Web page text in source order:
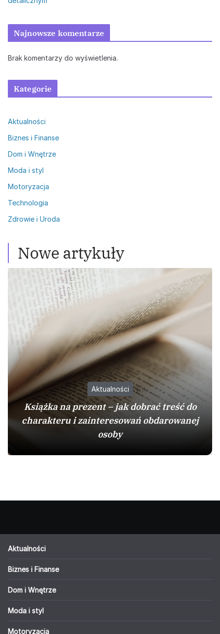
Najnowsze komentarze
Brak komentarzy do wyświetlenia.
Kategorie
Aktualności
Biznes i Finanse
Dom i Wnętrze
Moda i styl
Motoryzacja
Technologia
Zdrowie i Uroda
Nowe artykuły
Aktualności
Książka na prezent – jak dobrać treść do
charakteru i zainteresowań obdarowanej
osoby
Aktualności
Biznes i Finanse
Dom i Wnętrze
Moda i styl
Motoryzacja